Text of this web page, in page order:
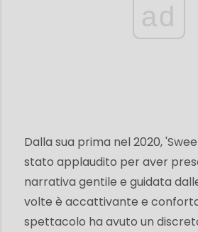
ad
Dalla sua prima nel 2020,
stato applaudito per aver
narrativa gentile e guidata
volte è accattivante e
spettacolo ha avuto un